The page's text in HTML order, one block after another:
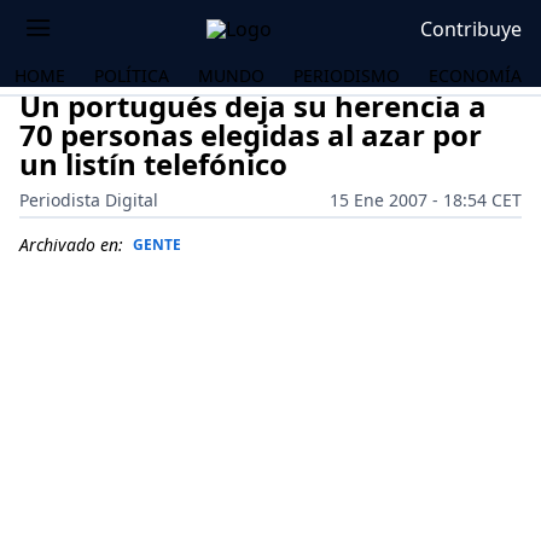
Contribuye
HOME POLÍTICA MUNDO PERIODISMO ECONOMÍA
Un portugués deja su herencia a
70 personas elegidas al azar por
un listín telefónico
Periodista Digital
15 Ene 2007 - 18:54 CET
Archivado en: GENTE